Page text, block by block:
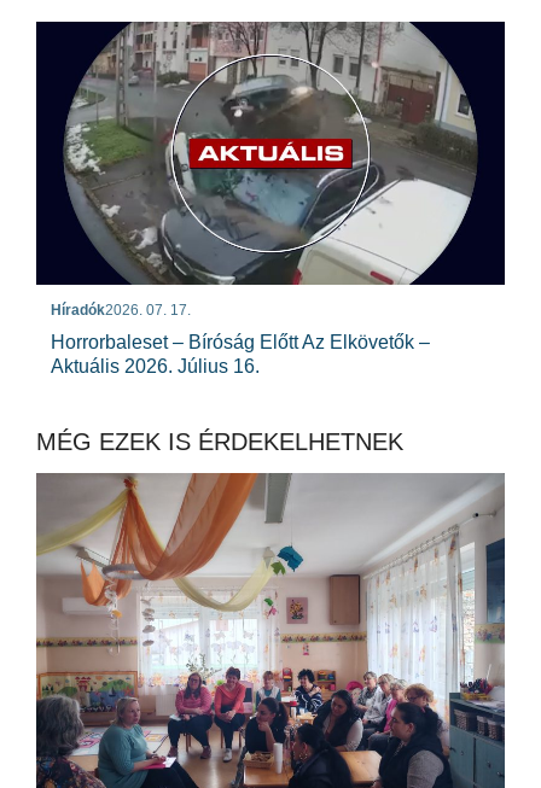
Híradók2026. 07. 17.
Horrorbaleset – Bíróság Előtt Az Elkövetők –
Aktuális 2026. Július 16.
MÉG EZEK IS ÉRDEKELHETNEK